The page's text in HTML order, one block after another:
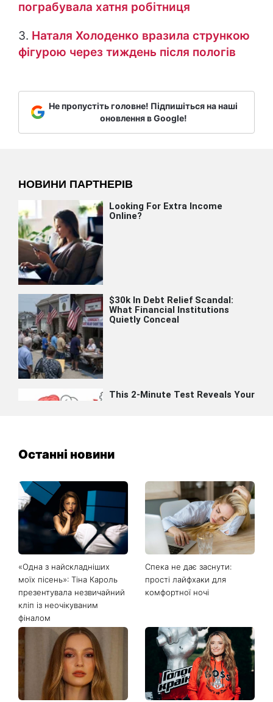
пограбувала хатня робітниця
3. Наталя Холоденко вразила стрункою
фігурою через тиждень після пологів
Не пропустіть головне! Підпишіться на наші
оновлення в Google!